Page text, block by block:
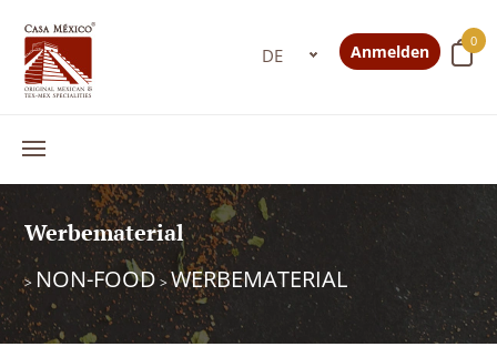
0
Anmelden
Werbematerial
> NON-FOOD>WERBEMATERIAL